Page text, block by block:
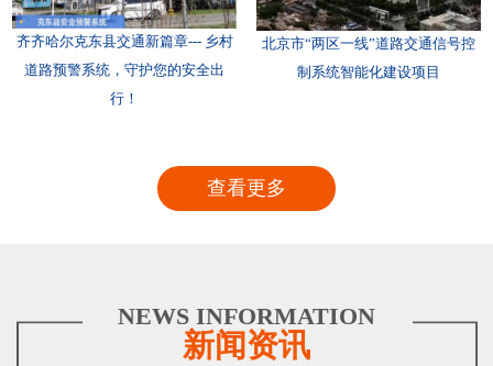
齐齐哈尔克东县交通新篇章--- 乡村
道路预警系统，守护您的安全出
行！
北京市“两区一线”道路交通信号控
制系统智能化建设项目
查看更多
NEWS INFORMATION
新闻资讯